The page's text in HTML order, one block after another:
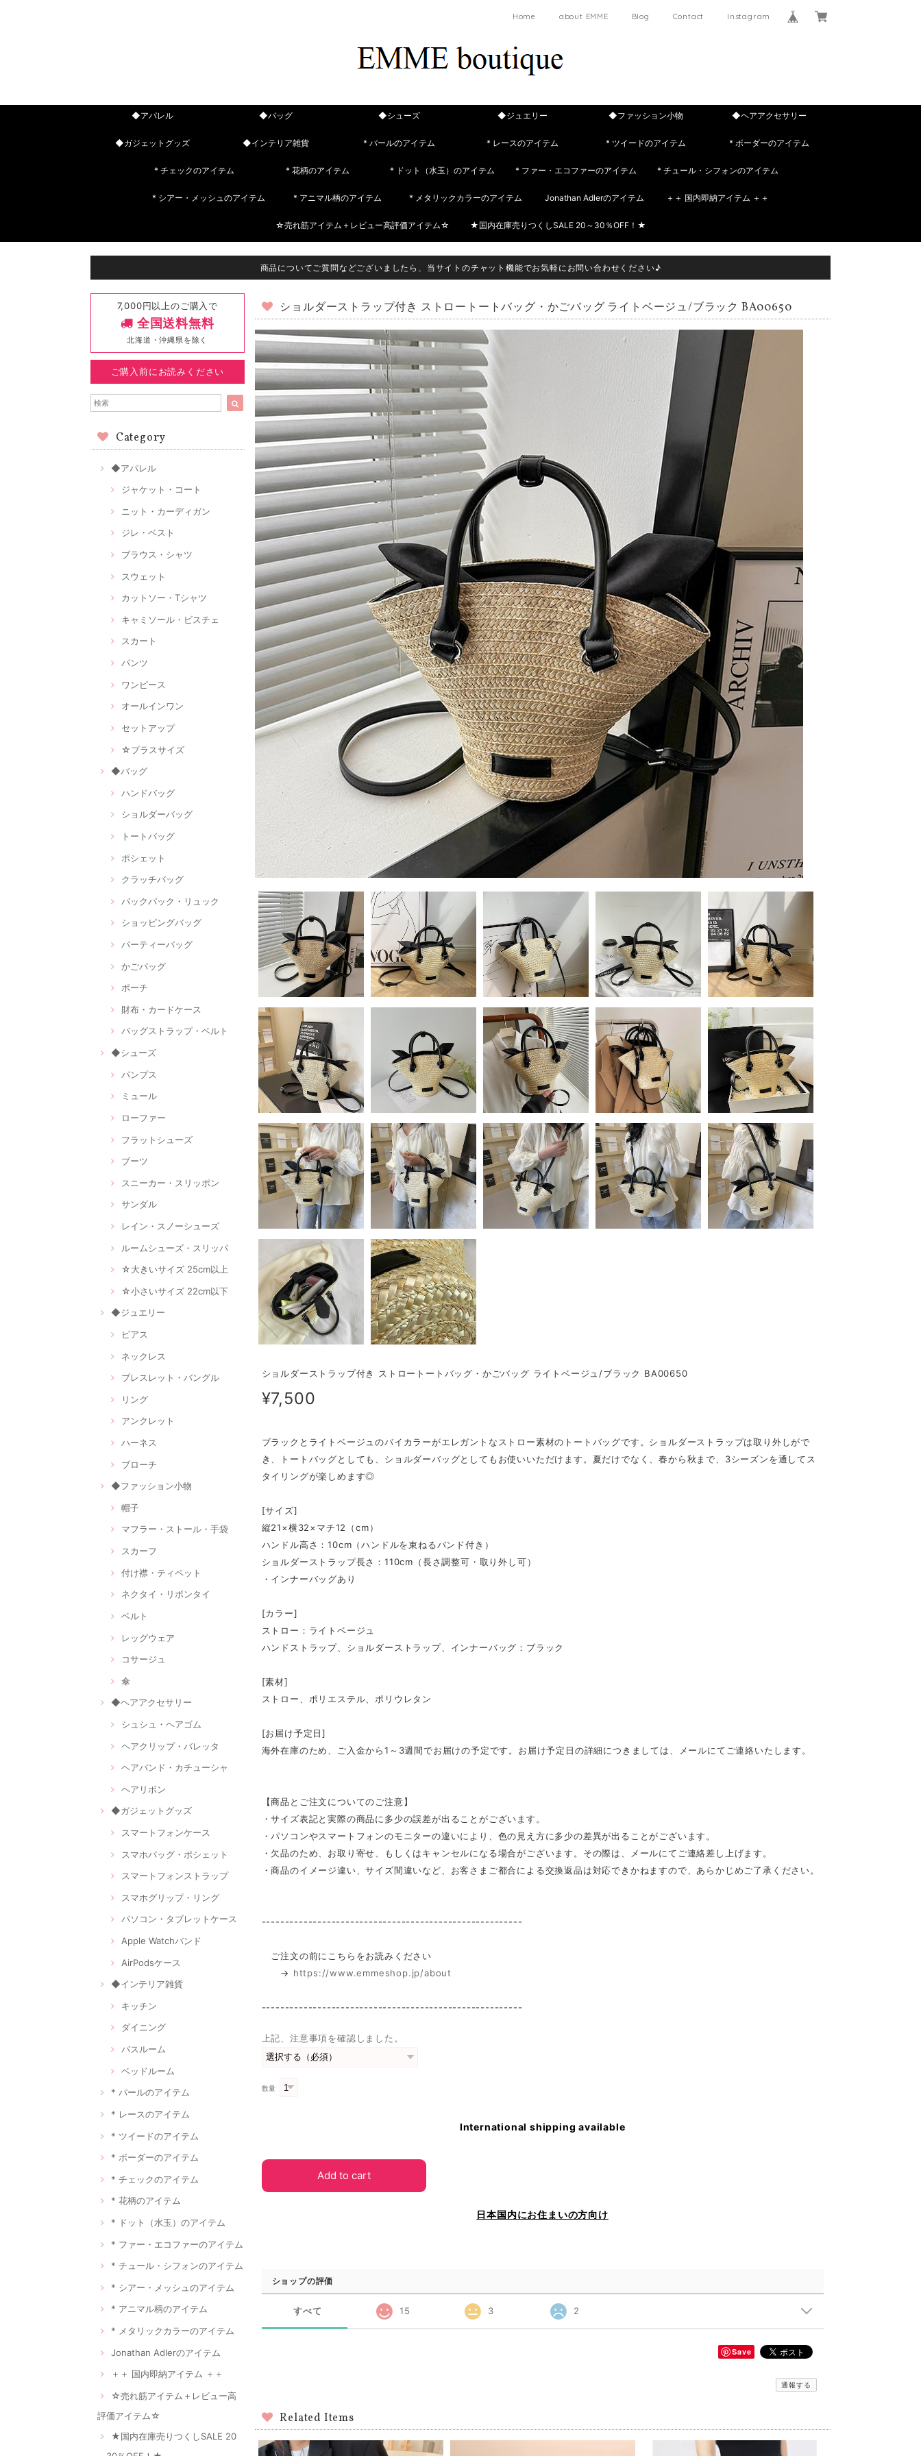
Home about EMME Blog Contact Instagram
◆アパレル ◆バッグ ◆シューズ ◆ジュエリー ◆ファッション小物 ◆ヘアアクセサリー
◆ガジェットグッズ ◆インテリア雑貨 * パールのアイテム * レースのアイテム * ツイードのアイテム * ボーダーのアイテム
* チェックのアイテム * 花柄のアイテム * ドット（水玉）のアイテム * ファー・エコファーのアイテム * チュール・シフォンのアイテム
* シアー・メッシュのアイテム * アニマル柄のアイテム * メタリックカラーのアイテム Jonathan Adlerのアイテム ＋＋ 国内即納アイテム ＋＋
☆売れ筋アイテム＋レビュー高評価アイテム☆ ★国内在庫売りつくしSALE 20～30％OFF！★
商品についてご質問などございましたら、当サイトのチャット機能でお気軽にお問い合わせください♪
7,000円以上のご購入で
全国送料無料
北海道・沖縄県を除く
ご購入前にお読みください
Category
◆アパレル
ジャケット・コート
ニット・カーディガン
ジレ・ベスト
ブラウス・シャツ
スウェット
カットソー・Tシャツ
キャミソール・ビスチェ
スカート
パンツ
ワンピース
オールインワン
セットアップ
☆プラスサイズ
◆バッグ
ハンドバッグ
ショルダーバッグ
トートバッグ
ポシェット
クラッチバッグ
バックパック・リュック
ショッピングバッグ
パーティーバッグ
かごバッグ
ポーチ
財布・カードケース
バッグストラップ・ベルト
◆シューズ
パンプス
ミュール
ローファー
フラットシューズ
ブーツ
スニーカー・スリッポン
サンダル
レイン・スノーシューズ
ルームシューズ・スリッパ
☆大きいサイズ 25cm以上
☆小さいサイズ 22cm以下
◆ジュエリー
ピアス
ネックレス
ブレスレット・バングル
リング
アンクレット
ハーネス
ブローチ
◆ファッション小物
帽子
マフラー・ストール・手袋
スカーフ
付け襟・ティペット
ネクタイ・リボンタイ
ベルト
レッグウェア
コサージュ
傘
◆ヘアアクセサリー
シュシュ・ヘアゴム
ヘアクリップ・バレッタ
ヘアバンド・カチューシャ
ヘアリボン
◆ガジェットグッズ
スマートフォンケース
スマホバッグ・ポシェット
スマートフォンストラップ
スマホグリップ・リング
パソコン・タブレットケース
Apple Watchバンド
AirPodsケース
◆インテリア雑貨
キッチン
ダイニング
バスルーム
ベッドルーム
* パールのアイテム
* レースのアイテム
* ツイードのアイテム
* ボーダーのアイテム
* チェックのアイテム
* 花柄のアイテム
* ドット（水玉）のアイテム
* ファー・エコファーのアイテム
* チュール・シフォンのアイテム
* シアー・メッシュのアイテム
* アニマル柄のアイテム
* メタリックカラーのアイテム
Jonathan Adlerのアイテム
＋＋ 国内即納アイテム ＋＋
☆売れ筋アイテム＋レビュー高
評価アイテム☆
★国内在庫売りつくしSALE 20
ショルダーストラップ付き ストロートートバッグ・かごバッグ ライトベージュ/ブラック BA00650
ショルダーストラップ付き ストロートートバッグ・かごバッグ ライトベージュ/ブラック BA00650
¥7,500
ブラックとライトベージュのバイカラーがエレガントなストロー素材のトートバッグです。ショルダーストラップは取り外しがで
き、トートバッグとしても、ショルダーバッグとしてもお使いいただけます。夏だけでなく、春から秋まで、3シーズンを通してス
タイリングが楽しめます◎
[サイズ]
縦21×横32×マチ12（cm）
ハンドル高さ：10cm（ハンドルを束ねるバンド付き）
ショルダーストラップ長さ：110cm（長さ調整可・取り外し可）
・インナーバッグあり
[カラー]
ストロー：ライトベージュ
ハンドストラップ、ショルダーストラップ、インナーバッグ：ブラック
[素材]
ストロー、ポリエステル、ポリウレタン
[お届け予定日]
海外在庫のため、ご入金から1～3週間でお届けの予定です。お届け予定日の詳細につきましては、メールにてご連絡いたします。
【商品とご注文についてのご注意】
・サイズ表記と実際の商品に多少の誤差が出ることがございます。
・パソコンやスマートフォンのモニターの違いにより、色の見え方に多少の差異が出ることがございます。
・欠品のため、お取り寄せ、もしくはキャンセルになる場合がございます。その際は、メールにてご連絡差し上げます。
・商品のイメージ違い、サイズ間違いなど、お客さまご都合による交換返品は対応できかねますので、あらかじめご了承ください。
--------------------------------------------------------
ご注文の前にこちらをお読みください
→ https://www.emmeshop.jp/about
--------------------------------------------------------
上記、注意事項を確認しました。
数量
International shipping available
Add to cart
日本国内にお住まいの方向け
ショップの評価
すべて 15 3 2
Save
通報する
Related Items